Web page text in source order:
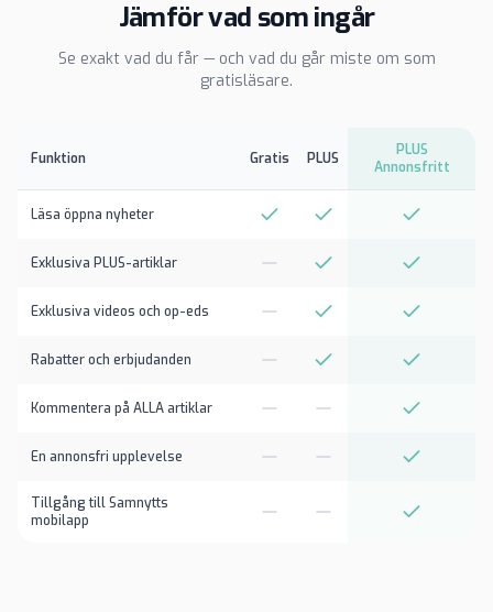
Jämför vad som ingår
Se exakt vad du får — och vad du går miste om som
gratisläsare.
Funktion Gratis PLUS
PLUS
Annonsfritt
Läsa öppna nyheter
Exklusiva PLUS-artiklar
Exklusiva videos och op-eds
Rabatter och erbjudanden
Kommentera på ALLA artiklar
En annonsfri upplevelse
Tillgång till Samnytts
mobilapp